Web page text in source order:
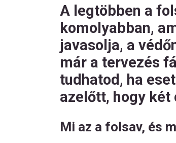
A legtöbben a
komolyabban,
javasolja, a
már a tervezés
tudhatod, ha
azelőtt, hogy két
Mi az a folsav, és